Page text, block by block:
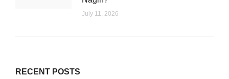
July 11, 2026
RECENT POSTS